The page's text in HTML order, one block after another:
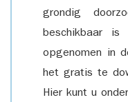
grondig
beschikbaar
opgenomen in
het gratis te
Hier kunt u